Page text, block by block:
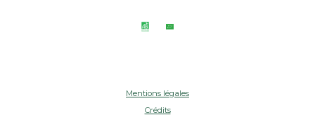
Mentions légales
Crédits